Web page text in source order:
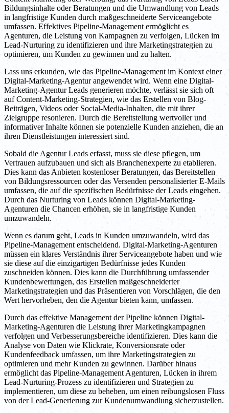
Bildungsinhalte oder Beratungen und die Umwandlung von Leads
in langfristige Kunden durch maßgeschneiderte Serviceangebote
umfassen. Effektives Pipeline-Management ermöglicht es
Agenturen, die Leistung von Kampagnen zu verfolgen, Lücken im
Lead-Nurturing zu identifizieren und ihre Marketingstrategien zu
optimieren, um Kunden zu gewinnen und zu halten.
Lass uns erkunden, wie das Pipeline-Management im Kontext einer
Digital-Marketing-Agentur angewendet wird. Wenn eine Digital-
Marketing-Agentur Leads generieren möchte, verlässt sie sich oft
auf Content-Marketing-Strategien, wie das Erstellen von Blog-
Beiträgen, Videos oder Social-Media-Inhalten, die mit ihrer
Zielgruppe resonieren. Durch die Bereitstellung wertvoller und
informativer Inhalte können sie potenzielle Kunden anziehen, die an
ihren Dienstleistungen interessiert sind.
Sobald die Agentur Leads erfasst, muss sie diese pflegen, um
Vertrauen aufzubauen und sich als Branchenexperte zu etablieren.
Dies kann das Anbieten kostenloser Beratungen, das Bereitstellen
von Bildungsressourcen oder das Versenden personalisierter E-Mails
umfassen, die auf die spezifischen Bedürfnisse der Leads eingehen.
Durch das Nurturing von Leads können Digital-Marketing-
Agenturen die Chancen erhöhen, sie in langfristige Kunden
umzuwandeln.
Wenn es darum geht, Leads in Kunden umzuwandeln, wird das
Pipeline-Management entscheidend. Digital-Marketing-Agenturen
müssen ein klares Verständnis ihrer Serviceangebote haben und wie
sie diese auf die einzigartigen Bedürfnisse jedes Kunden
zuschneiden können. Dies kann die Durchführung umfassender
Kundenbewertungen, das Erstellen maßgeschneiderter
Marketingstrategien und das Präsentieren von Vorschlägen, die den
Wert hervorheben, den die Agentur bieten kann, umfassen.
Durch das effektive Management der Pipeline können Digital-
Marketing-Agenturen die Leistung ihrer Marketingkampagnen
verfolgen und Verbesserungsbereiche identifizieren. Dies kann die
Analyse von Daten wie Klickrate, Konversionsrate oder
Kundenfeedback umfassen, um ihre Marketingstrategien zu
optimieren und mehr Kunden zu gewinnen. Darüber hinaus
ermöglicht das Pipeline-Management Agenturen, Lücken in ihrem
Lead-Nurturing-Prozess zu identifizieren und Strategien zu
implementieren, um diese zu beheben, um einen reibungslosen Fluss
von der Lead-Generierung zur Kundenumwandlung sicherzustellen.